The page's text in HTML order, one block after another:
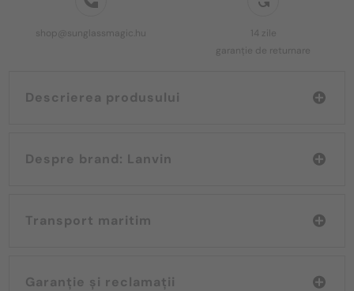
shop@sunglassmagic.hu
14 zile
garanție de returnare
Descrierea produsului
Despre brand: Lanvin
Transport maritim
Garanție și reclamații